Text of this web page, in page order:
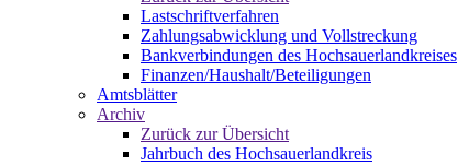
Lastschriftverfahren
Zahlungsabwicklung und Vollstreckung
Bankverbindungen des Hochsauerlandkreises
Finanzen/Haushalt/Beteiligungen
Amtsblätter
Archiv
Zurück zur Übersicht
Jahrbuch des Hochsauerlandkreis